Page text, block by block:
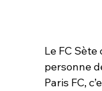
Le FC
personne
Paris FC,